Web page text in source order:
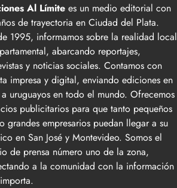
Al Límite es un medio editorial con
de trayectoria en Ciudad del Plata.
1995, informamos sobre la realidad local
abarcando reportajes,
y noticias sociales. Contamos con
impresa y digital, enviando ediciones en
a uruguayos en todo el mundo. Ofrecemos
publicitarios para que tanto pequeños
grandes empresarios puedan llegar a su
en San José y Montevideo. Somos el
de prensa número uno de la zona,
a la comunidad con la información